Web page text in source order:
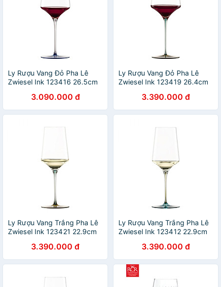
Ly Rượu Vang Đỏ Pha Lê
Zwiesel Ink 123416 26.5cm
Dương Midnight Hàng chính
hãng
3.090.000 đ
Ly Rượu Vang Đỏ Pha Lê
Zwiesel Ink 123419 26.4cm
Lá Ochre hàng chính hãng
3.390.000 đ
Ly Rượu Vang Trắng Pha Lê
Zwiesel Ink 123421 22.9cm
Lá Ochre hàng chính hãng
3.390.000 đ
Ly Rượu Vang Trắng Pha Lê
Zwiesel Ink 123412 22.9cm
Lá Emerald hàng chính hãng
3.390.000 đ